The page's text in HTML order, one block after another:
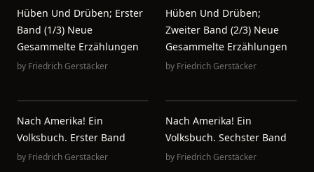
Hüben Und Drüben; Erster
Band (1/3) Neue
Gesammelte Erzählungen
by Friedrich Gerstäcker
Hüben Und Drüben;
Zweiter Band (2/3) Neue
Gesammelte Erzählungen
by Friedrich Gerstäcker
Nach Amerika! Ein
Volksbuch. Erster Band
by Friedrich Gerstäcker
Nach Amerika! Ein
Volksbuch. Sechster Band
by Friedrich Gerstäcker